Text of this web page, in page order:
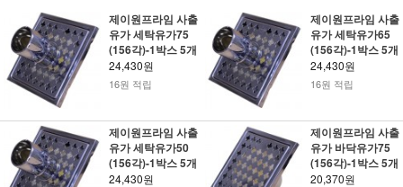
제이원프라임 사출
유가 세탁유가75
(156각)-1박스 5개
24,430원
16원 적립
제이원프라임 사출
유가 세탁유가65
(156각)-1박스 5개
24,430원
16원 적립
제이원프라임 사출
유가 세탁유가50
(156각)-1박스 5개
24,430원
제이원프라임 사출
유가 바닥유가75
(156각)-1박스 5개
20,370원